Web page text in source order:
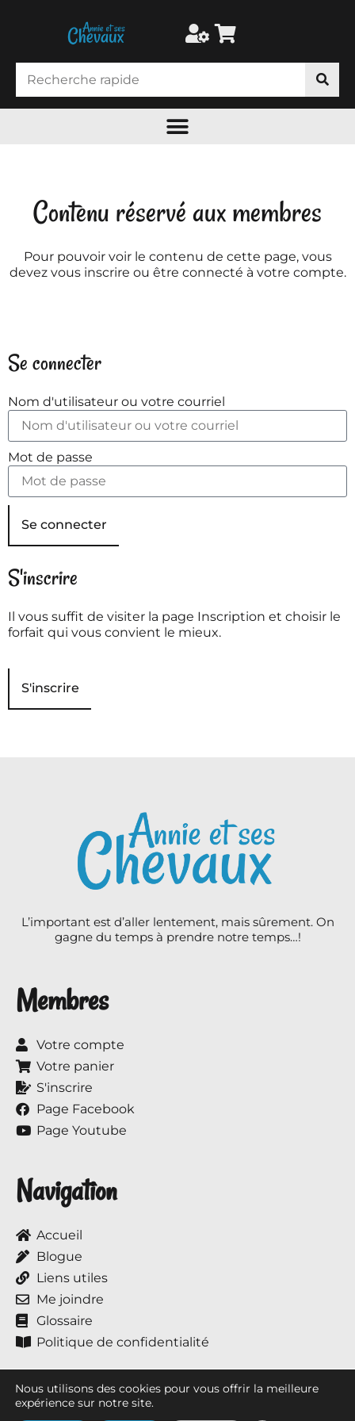
Contenu réservé aux membres
Pour pouvoir voir le contenu de cette page, vous
devez vous inscrire ou être connecté à votre compte.
Se connecter
Nom d'utilisateur ou votre courriel
Mot de passe
Se connecter
S'inscrire
Il vous suffit de visiter la page Inscription et choisir le
forfait qui vous convient le mieux.
S'inscrire
L’important est d’aller lentement, mais sûrement. On
gagne du temps à prendre notre temps…!
Membres
Votre compte
Votre panier
S'inscrire
Page Facebook
Page Youtube
Navigation
Accueil
Blogue
Liens utiles
Me joindre
Glossaire
Politique de confidentialité
Nous utilisons des cookies pour vous offrir la meilleure
expérience sur notre site.